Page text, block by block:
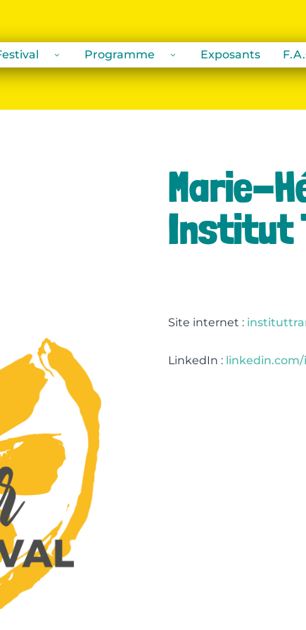
Programme Exposants
Marie-
Institut
Site internet :
LinkedIn :